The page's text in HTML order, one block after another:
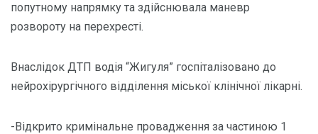
попутному напрямку та здійснювала маневр
розвороту на перехресті.
Внаслідок ДТП водія “Жигуля” госпіталізовано до
нейрохірургічного відділення міської клінічної лікарні.
-Відкрито кримінальне провадження за частиною 1